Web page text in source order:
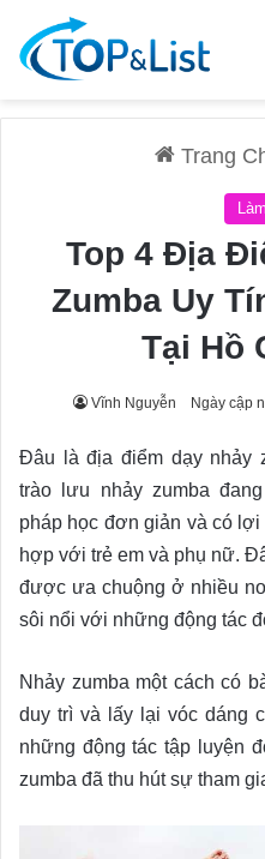
Trang
Top 4 Địa
Zumba Uy
Tại Hồ
Vĩnh Nguyễn Ngày cập
Đâu là địa điểm dạy nhảy
trào lưu nhảy zumba
pháp học đơn giản và có
hợp với trẻ em và phụ nữ.
được ưa chuộng ở nhiều
sôi nổi với những động tác
Nhảy zumba một cách có
duy trì và lấy lại vóc dáng
những động tác tập luyện
zumba đã thu hút sự tham